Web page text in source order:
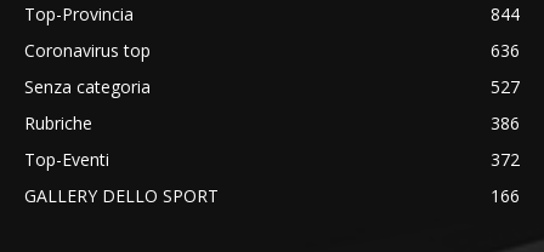
Top-Provincia
844
Coronavirus top
636
Senza categoria
527
Rubriche
386
Top-Eventi
372
GALLERY DELLO SPORT
166